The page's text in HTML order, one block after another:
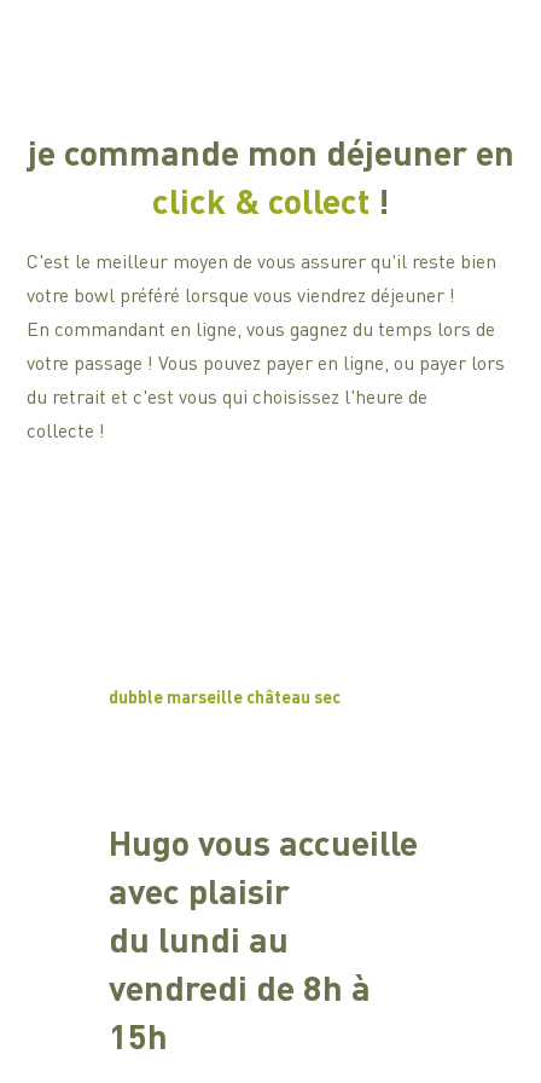
dubble marseille château sec
Hugo vous accueille
avec plaisir
du lundi au
vendredi de 8h à
15h
je commande mon déjeuner en
click & collect !
C'est le meilleur moyen de vous assurer qu'il reste bien
votre bowl préféré lorsque vous viendrez déjeuner !
En commandant en ligne, vous gagnez du temps lors de
votre passage ! Vous pouvez payer en ligne, ou payer lors
du retrait et c'est vous qui choisissez l'heure de
collecte !